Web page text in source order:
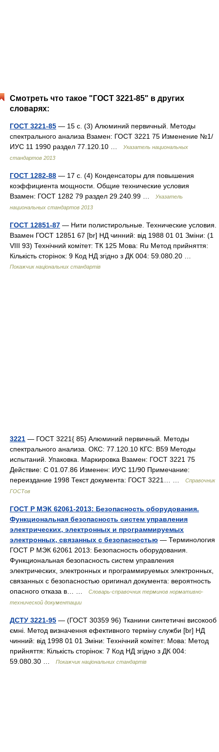
Смотреть что такое "ГОСТ 3221-85" в других
словарях:
ГОСТ 3221-85 — 15 с. (3) Алюминий первичный. Методы
спектрального анализа Взамен: ГОСТ 3221 75 Изменение №1/
ИУС 11 1990 раздел 77.120.10 …
Указатель национальных
стандартов 2013
ГОСТ 1282-88 — 17 с. (4) Конденсаторы для повышения
коэффициента мощности. Общие технические условия
Взамен: ГОСТ 1282 79 раздел 29.240.99 …
Указатель
национальных стандартов 2013
ГОСТ 12851-87 — Нити полистирольные. Технические условия.
Взамен ГОСТ 12851 67 [br] НД чинний: від 1988 01 01 Зміни: (1
VIII 93) Технічний комітет: ТК 125 Мова: Ru Метод прийняття:
Кількість сторінок: 9 Код НД згідно з ДК 004: 59.080.20 …
Покажчик національних стандартів
3221 — ГОСТ 3221{ 85} Алюминий первичный. Методы
спектрального анализа. ОКС: 77.120.10 КГС: В59 Методы
испытаний. Упаковка. Маркировка Взамен: ГОСТ 3221 75
Действие: С 01.07.86 Изменен: ИУС 11/90 Примечание:
переиздание 1998 Текст документа: ГОСТ 3221… …
Справочник
ГОСТов
ГОСТ Р МЭК 62061-2013: Безопасность оборудования.
Функциональная безопасность систем управления
электрических, электронных и программируемых
электронных, связанных с безопасностью — Терминология
ГОСТ Р МЭК 62061 2013: Безопасность оборудования.
Функциональная безопасность систем управления
электрических, электронных и программируемых электронных,
связанных с безопасностью оригинал документа: вероятность
опасного отказа в… …
Словарь-справочник терминов нормативно-
технической документации
ДСТУ 3221-95 — (ГОСТ 30359 96) Тканини синтетичні високооб
ємні. Метод визначення ефективного терміну служби [br] НД
чинний: від 1998 01 01 Зміни: Технічний комітет: Мова: Метод
прийняття: Кількість сторінок: 7 Код НД згідно з ДК 004:
59.080.30 …
Покажчик національних стандартів